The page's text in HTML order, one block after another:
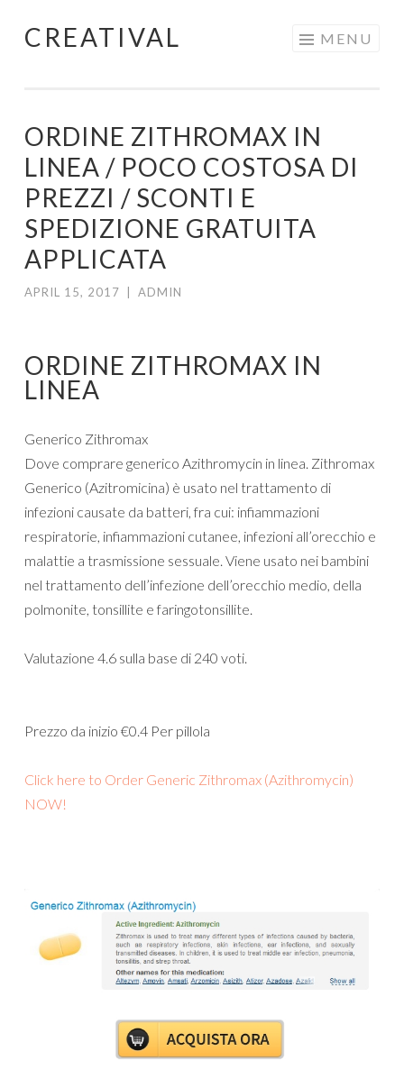
Skip
CREATIVAL MENU
ORDINE ZITHROMAX IN
LINEA / POCO COSTOSA DI
PREZZI / SCONTI E
SPEDIZIONE GRATUITA
APPLICATA
APRIL 15, 2017 ADMIN
ORDINE ZITHROMAX IN
LINEA
Generico Zithromax
Dove comprare generico Azithromycin in linea. Zithromax
Generico (Azitromicina) è usato nel trattamento di
infezioni causate da batteri, fra cui: infiammazioni
respiratorie, infiammazioni cutanee, infezioni all’orecchio e
malattie a trasmissione sessuale. Viene usato nei bambini
nel trattamento dell’infezione dell’orecchio medio, della
polmonite, tonsillite e faringotonsillite.
Valutazione 4.6 sulla base di 240 voti.
Prezzo da inizio €0.4 Per pillola
Click here to Order Generic Zithromax (Azithromycin)
NOW!